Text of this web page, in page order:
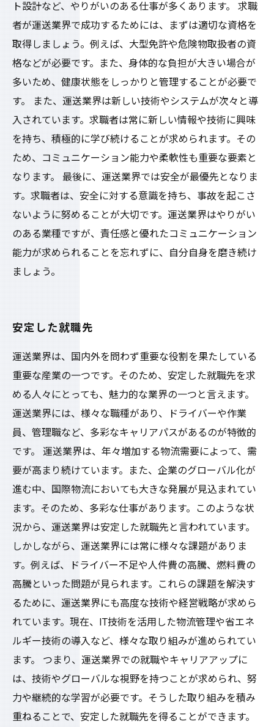
ト設計など、やりがいのある仕事が多くあります。 求職
者が運送業界で成功するためには、まずは適切な資格を
取得しましょう。例えば、大型免許や危険物取扱者の資
格などが必要です。また、身体的な負担が大きい場合が
多いため、健康状態をしっかりと管理することが必要で
す。 また、運送業界は新しい技術やシステムが次々と導
入されています。求職者は常に新しい情報や技術に興味
を持ち、積極的に学び続けることが求められます。その
ため、コミュニケーション能力や柔軟性も重要な要素と
なります。 最後に、運送業界では安全が最優先となりま
す。求職者は、安全に対する意識を持ち、事故を起こさ
ないように努めることが大切です。運送業界はやりがい
のある業種ですが、責任感と優れたコミュニケーション
能力が求められることを忘れずに、自分自身を磨き続け
ましょう。
安定した就職先
運送業界は、国内外を問わず重要な役割を果たしている
重要な産業の一つです。そのため、安定した就職先を求
める人々にとっても、魅力的な業界の一つと言えます。
運送業界には、様々な職種があり、ドライバーや作業
員、管理職など、多彩なキャリアパスがあるのが特徴的
です。 運送業界は、年々増加する物流需要によって、需
要が高まり続けています。また、企業のグローバル化が
進む中、国際物流においても大きな発展が見込まれてい
ます。そのため、多彩な仕事があります。このような状
況から、運送業界は安定した就職先と言われています。
しかしながら、運送業界には常に様々な課題がありま
す。例えば、ドライバー不足や人件費の高騰、燃料費の
高騰といった問題が見られます。これらの課題を解決す
るために、運送業界にも高度な技術や経営戦略が求めら
れています。現在、IT技術を活用した物流管理や省エネ
ルギー技術の導入など、様々な取り組みが進められてい
ます。 つまり、運送業界での就職やキャリアアップに
は、技術やグローバルな視野を持つことが求められ、努
力や継続的な学習が必要です。そうした取り組みを積み
重ねることで、安定した就職先を得ることができます。